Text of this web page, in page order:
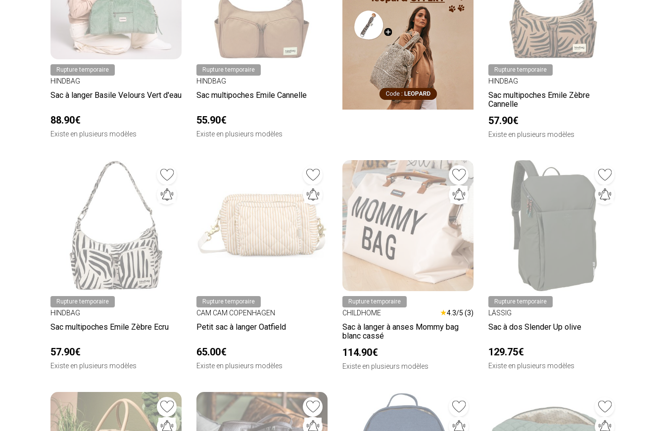
Rupture temporaire
HINDBAG
Sac à langer Basile Velours Vert d'eau
88.90€
Existe en plusieurs modèles
Rupture temporaire
HINDBAG
Sac multipoches Emile Cannelle
55.90€
Existe en plusieurs modèles
Rupture temporaire
HINDBAG
Sac multipoches Emile Zèbre
Cannelle
57.90€
Existe en plusieurs modèles
Rupture temporaire
HINDBAG
Sac multipoches Emile Zèbre Ecru
57.90€
Existe en plusieurs modèles
Rupture temporaire
CAM CAM COPENHAGEN
Petit sac à langer Oatfield
65.00€
Existe en plusieurs modèles
Rupture temporaire
CHILDHOME ★4.3/5 (3)
Sac à langer à anses Mommy bag
blanc cassé
114.90€
Existe en plusieurs modèles
Rupture temporaire
LÄSSIG
Sac à dos Slender Up olive
129.75€
Existe en plusieurs modèles